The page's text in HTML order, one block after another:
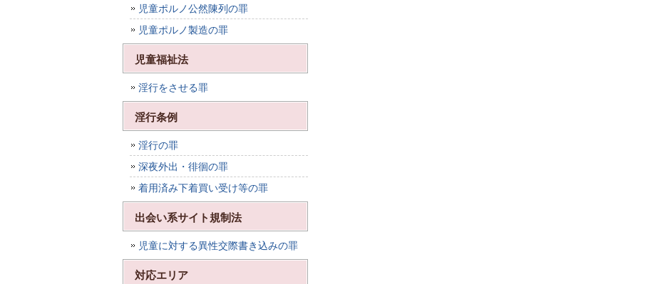
児童ポルノ公然陳列の罪
児童ポルノ製造の罪
児童福祉法
淫行をさせる罪
淫行条例
淫行の罪
深夜外出・徘徊の罪
着用済み下着買い受け等の罪
出会い系サイト規制法
児童に対する異性交際書き込みの罪
対応エリア